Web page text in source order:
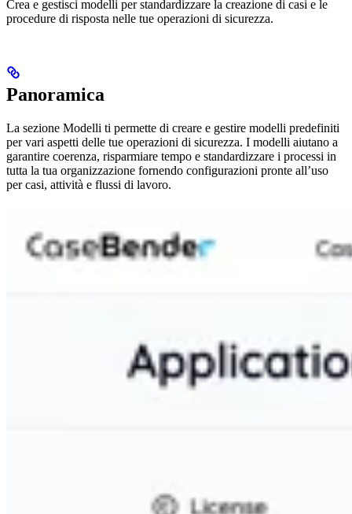
Crea e gestisci modelli per standardizzare la creazione di casi e le
procedure di risposta nelle tue operazioni di sicurezza.
Panoramica
La sezione Modelli ti permette di creare e gestire modelli predefiniti
per vari aspetti delle tue operazioni di sicurezza. I modelli aiutano a
garantire coerenza, risparmiare tempo e standardizzare i processi in
tutta la tua organizzazione fornendo configurazioni pronte all’uso
per casi, attività e flussi di lavoro.